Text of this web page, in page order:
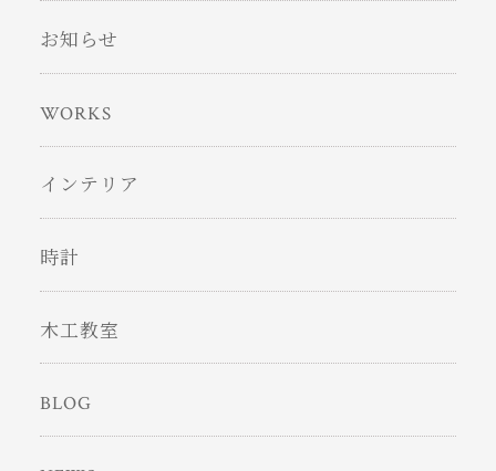
お知らせ
WORKS
インテリア
時計
木工教室
BLOG